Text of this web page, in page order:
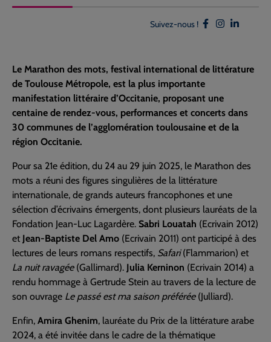
Suivez-nous !
Le Marathon des mots, festival international de littérature
de Toulouse Métropole, est la plus importante
manifestation littéraire d’Occitanie, proposant une
centaine de rendez-vous, performances et concerts dans
30 communes de l’agglomération toulousaine et de la
région Occitanie.
Pour sa 21e édition, du 24 au 29 juin 2025, le Marathon des
mots a réuni des figures singulières de la littérature
internationale, de grands auteurs francophones et une
sélection d’écrivains émergents, dont plusieurs lauréats de la
Fondation Jean-Luc Lagardère. Sabri Louatah (Ecrivain 2012)
et Jean-Baptiste Del Amo (Ecrivain 2011) ont participé à des
lectures de leurs romans respectifs, Safari(Flammarion) et
La nuit ravagée (Gallimard). Julia Kerninon (Ecrivain 2014) a
rendu hommage à Gertrude Stein au travers de la lecture de
son ouvrage Le passé est ma saison préférée(Julliard).
Enfin, Amira Ghenim, lauréate du Prix de la littérature arabe
2024, a été invitée dans le cadre de la thématique